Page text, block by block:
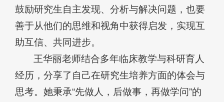
鼓励研究生自主发现、分析与解决问题，也要
善于从他们的思维和视角中获得启发，实现互
助互信、共同进步。
王华丽老师结合多年临床教学与科研育人
经历，分享了自己在研究生培养方面的体会与
思考。她秉承“先做人，后做事，再做学问”的